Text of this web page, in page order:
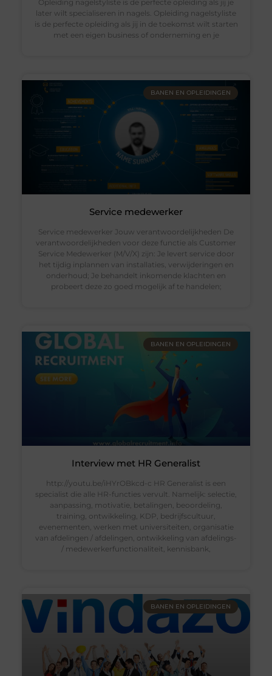
Opleiding nagelstyliste is de perfecte opleiding als jij je
later wilt specialiseren in nagels. Opleiding nagelstyliste
is de perfecte opleiding als jij in de toekomst wilt starten
met een eigen business of onderneming en je
BANEN EN OPLEIDINGEN
Service medewerker
Service medewerker Jouw verantwoordelijkheden De
verantwoordelijkheden voor deze functie als Customer
Service Medewerker (M/V/X) zijn: Je levert service door
het tijdig inplannen van installaties, verwijderingen en
onderhoud; Je behandelt inkomende klachten en
probeert deze zo goed mogelijk af te handelen;
BANEN EN OPLEIDINGEN
Interview met HR Generalist
http://youtu.be/iHYrOBkcd-c HR Generalist is een
specialist die alle HR-functies vervult. Namelijk: selectie,
aanpassing, motivatie, betalingen, beoordeling,
training, ontwikkeling, KDP, bedrijfscultuur,
evenementen, werken met universiteiten, organisatie
van afdelingen / afdelingen, ontwikkeling van afdelings-
/ medewerkerfunctionaliteit, kennisbank,
BANEN EN OPLEIDINGEN